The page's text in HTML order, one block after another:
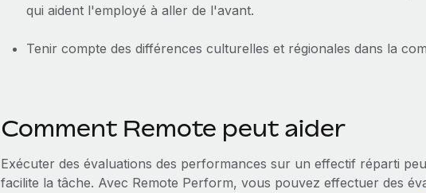
qui aident l'employé à aller de l'avant.
Tenir compte des différences culturelles et régionales dans la
Comment Remote peut aider
Exécuter des évaluations des performances sur un effectif réparti
facilite la tâche. Avec Remote Perform, vous pouvez effectuer des